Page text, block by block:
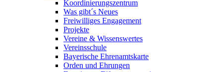
Koordinierungszentrum
Was gibt´s Neues
Freiwilliges Engagement
Projekte
Vereine & Wissenswertes
Vereinsschule
Bayerische Ehrenamtskarte
Orden und Ehrungen